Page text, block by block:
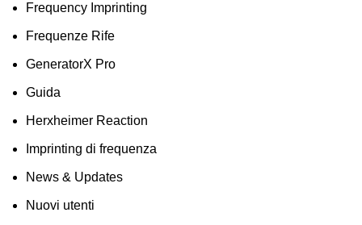
Frequency Imprinting
Frequenze Rife
GeneratorX Pro
Guida
Herxheimer Reaction
Imprinting di frequenza
News & Updates
Nuovi utenti